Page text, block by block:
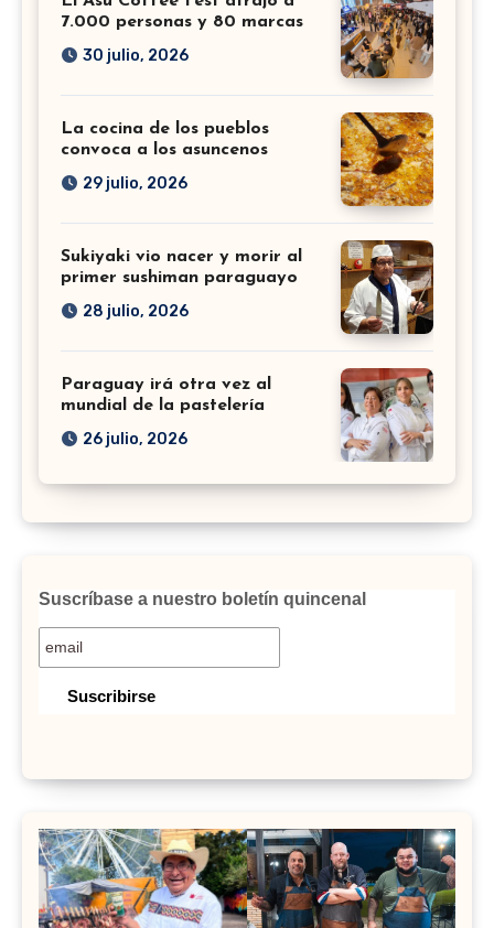
7.000 personas y 80 marcas
30 julio, 2026
La cocina de los pueblos
convoca a los asuncenos
29 julio, 2026
Sukiyaki vio nacer y morir al
primer sushiman paraguayo
28 julio, 2026
Paraguay irá otra vez al
mundial de la pastelería
26 julio, 2026
Suscríbase a nuestro boletín quincenal